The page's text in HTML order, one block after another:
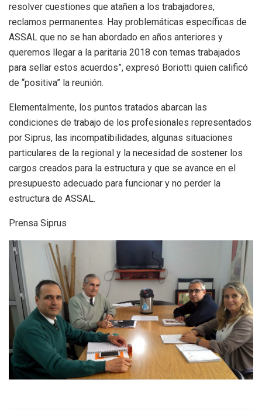
resolver cuestiones que atañen a los trabajadores,
reclamos permanentes. Hay problemáticas específicas de
ASSAL que no se han abordado en años anteriores y
queremos llegar a la paritaria 2018 con temas trabajados
para sellar estos acuerdos”, expresó Boriotti quien calificó
de “positiva” la reunión.
Elementalmente, los puntos tratados abarcan las
condiciones de trabajo de los profesionales representados
por Siprus, las incompatibilidades, algunas situaciones
particulares de la regional y la necesidad de sostener los
cargos creados para la estructura y que se avance en el
presupuesto adecuado para funcionar y no perder la
estructura de ASSAL.
Prensa Siprus